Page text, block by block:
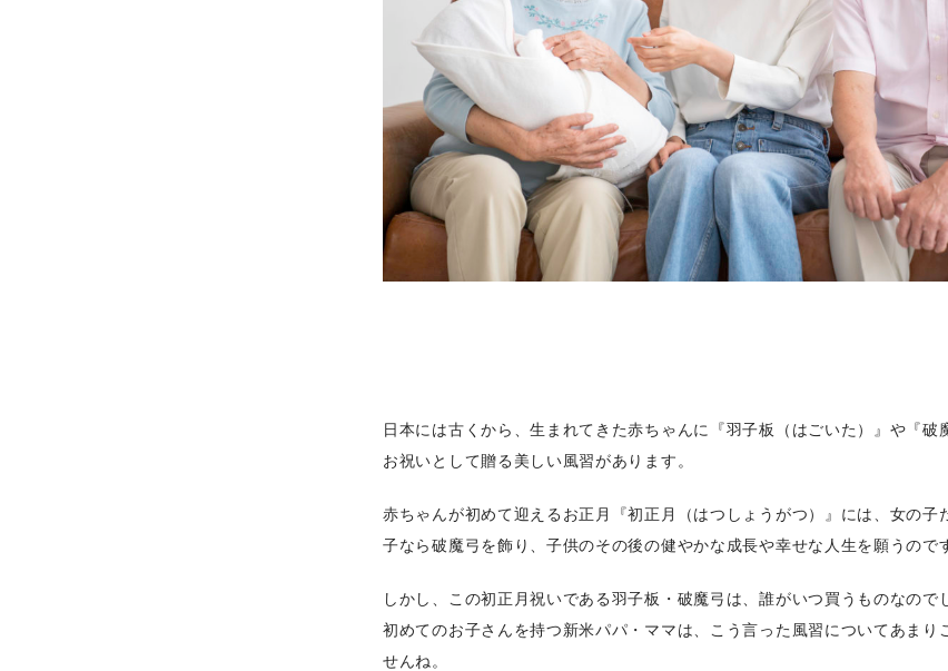
日本には古くから、生まれてきた赤ちゃんに『羽子板（はごいた）』や『破
お祝いとして贈る美しい風習があります。
赤ちゃんが初めて迎えるお正月『初正月（はつしょうがつ）』には、女の子
子なら破魔弓を飾り、子供のその後の健やかな成長や幸せな人生を願うので
しかし、この初正月祝いである羽子板・破魔弓は、誰がいつ買うものなので
初めてのお子さんを持つ新米パパ・ママは、こう言った風習についてあまり
せんね。